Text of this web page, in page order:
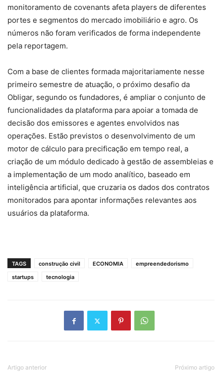
monitoramento de covenants afeta players de diferentes
portes e segmentos do mercado imobiliário e agro. Os
números não foram verificados de forma independente
pela reportagem.
Com a base de clientes formada majoritariamente nesse
primeiro semestre de atuação, o próximo desafio da
Obligar, segundo os fundadores, é ampliar o conjunto de
funcionalidades da plataforma para apoiar a tomada de
decisão dos emissores e agentes envolvidos nas
operações. Estão previstos o desenvolvimento de um
motor de cálculo para precificação em tempo real, a
criação de um módulo dedicado à gestão de assembleias e
a implementação de um modo analítico, baseado em
inteligência artificial, que cruzaria os dados dos contratos
monitorados para apontar informações relevantes aos
usuários da plataforma.
TAGS construção civil ECONOMIA
empreendedorismo
startups
tecnologia
Artigo anterior Próximo artigo